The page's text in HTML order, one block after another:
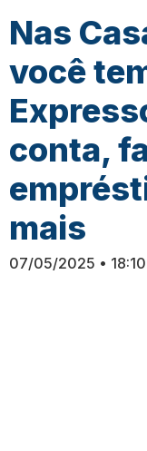
Nas
você
conta,
mais
07/05/2025 18:10